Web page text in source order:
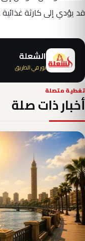
قد يؤدي إلى كارثة غذائية
الشعلة
نور في الطريق
تغطية متصلة
أخبار ذات صلة